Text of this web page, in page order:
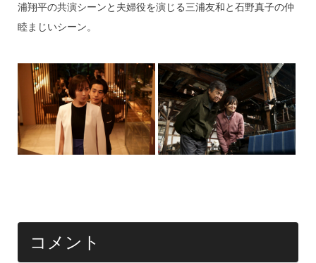
浦翔平の共演シーンと夫婦役を演じる三浦友和と石野真子の仲
睦まじいシーン。
コメント